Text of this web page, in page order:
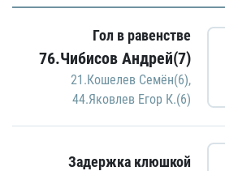
Гол в равенстве
76.Чибисов Андрей(7)
21.Кошелев Семён(6),
44.Яковлев Егор К.(6)
Задержка клюшкой